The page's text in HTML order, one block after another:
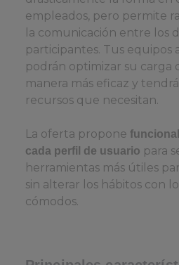
empleados, pero permite
la comunicación entre los
participantes. Tus equipos
podrán optimizar su carga
manera más eficaz y
recursos que necesitan.
La oferta propone
cada perfil de usuario para
herramientas más útiles
sin alterar los hábitos con
cómodos.